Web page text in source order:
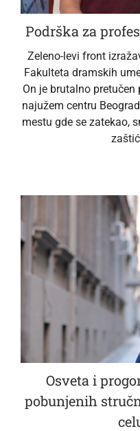
Podrška za
Zeleno-levi front
Fakulteta dramskih
On je brutalno
najužem centru
mestu gde se zatekao,
Osveta i
pobunjenih